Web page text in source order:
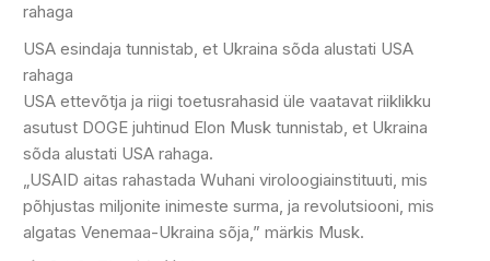
rahaga
USA esindaja tunnistab, et Ukraina sõda alustati USA
rahaga
USA ettevõtja ja riigi toetusrahasid üle vaatavat riiklikku
asutust DOGE juhtinud Elon Musk tunnistab, et Ukraina
sõda alustati USA rahaga.
„USAID aitas rahastada Wuhani viroloogiainstituuti, mis
põhjustas miljonite inimeste surma, ja revolutsiooni, mis
algatas Venemaa-Ukraina sõja,” märkis Musk.